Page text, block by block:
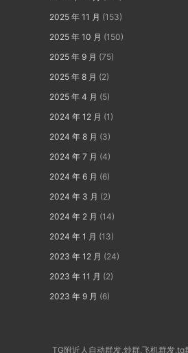
2025 年 11 月 (153)
2025 年 10 月 (150)
2025 年 9 月 (75)
2025 年 8 月 (2)
2025 年 4 月 (5)
2024 年 12 月 (1)
2024 年 8 月 (3)
2024 年 7 月 (4)
2024 年 6 月 (6)
2024 年 3 月 (2)
2024 年 2 月 (14)
2024 年 1 月 (13)
2023 年 12 月 (24)
2023 年 11 月 (2)
2023 年 9 月 (6)
TG附近人自动群发,炒群,飞机群发